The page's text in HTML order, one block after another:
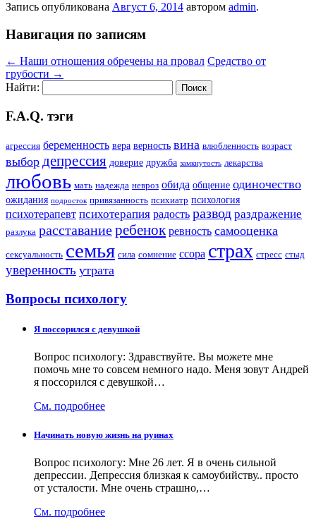
Запись опубликована Август 6, 2014 автором admin.
Навигация по записям
← Наши отношения обречены на провал Средство от
грубости →
Найти:
F.A.Q. тэги
агрессия беременность вера верность вина влюбленность возраст
выбор депрессия доверие дружба замкнутость лекарства
любовь мать надежда невроз обида общение одиночество
ожидания подросток привязанность психиатр психология
психотерапевт психотерапия радость развод раздражение
разлука расставаниеребенок ревность самооценка
сексуальность семья сила сомнение ссора страх стресс стыд
уверенность утрата
Вопросы психологу
Я поссорился с девушкой
Вопрос психологу: Здравствуйте. Вы можете мне
помочь мне то совсем немного надо. Меня зовут Андрей
я поссорился с девушкой…
См. подробнее
Начинать новую жизнь на руинах
Вопрос психологу: Мне 26 лет. Я в очень сильной
депрессии. Депрессия близкая к самоубийству.. просто
от усталости. Мне очень страшно,…
См. подробнее